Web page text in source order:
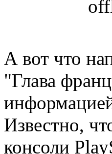
А вот что
"Глава
Известно,
консоли